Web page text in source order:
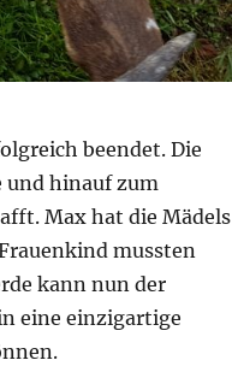
beendet. Die
und hinauf zum
Max hat die Mädels
mussten
kann nun der
eine einzigartige